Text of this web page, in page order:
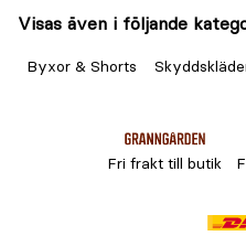
Visas även i följande
Byxor & Shorts
Fri frakt till butik